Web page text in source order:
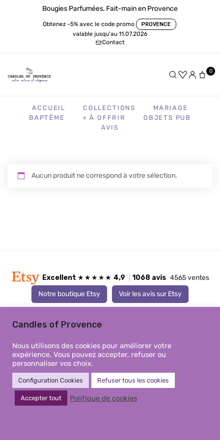
Bougies Parfumées, Fait-main en Provence
Obtenez -5% avec le code promo PROVENCE
valable jusqu'au 11.07.2026
Contact
0
ACCUEIL COLLECTIONS
MARIAGE
BAPTÊME
+ À OFFRIR
OBJETS PUB
AVIS
Aucun produit ne correspond à votre sélection.
Excellent ★★★★★ 4,9 1068 avis 4565 ventes
Notre boutique Etsy
Voir les avis sur Etsy
‹
Client Etsy Vérifié
★★★★★
Magnifique, je suis contente je ne regrette pas
Candles of Provence
Nous utilisons des cookies pour améliorer votre
expérience. Vous pouvez accepter, refuser ou
personnaliser vos choix.
Configuration Cookies Refuser tous les cookies
Accepter tout Politique de cookies